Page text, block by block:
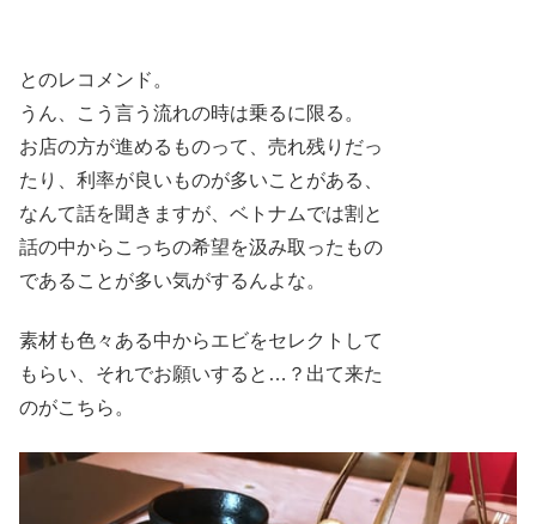
とのレコメンド。
うん、こう言う流れの時は乗るに限る。
お店の方が進めるものって、売れ残りだっ
たり、利率が良いものが多いことがある、
なんて話を聞きますが、ベトナムでは割と
話の中からこっちの希望を汲み取ったもの
であることが多い気がするんよな。
素材も色々ある中からエビをセレクトして
もらい、それでお願いすると…？出て来た
のがこちら。